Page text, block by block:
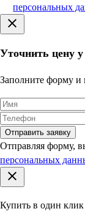
персональных
Уточнить цену
Заполните форму и
Отправить заявку
Отправляя форму,
персональных
Купить в один клик